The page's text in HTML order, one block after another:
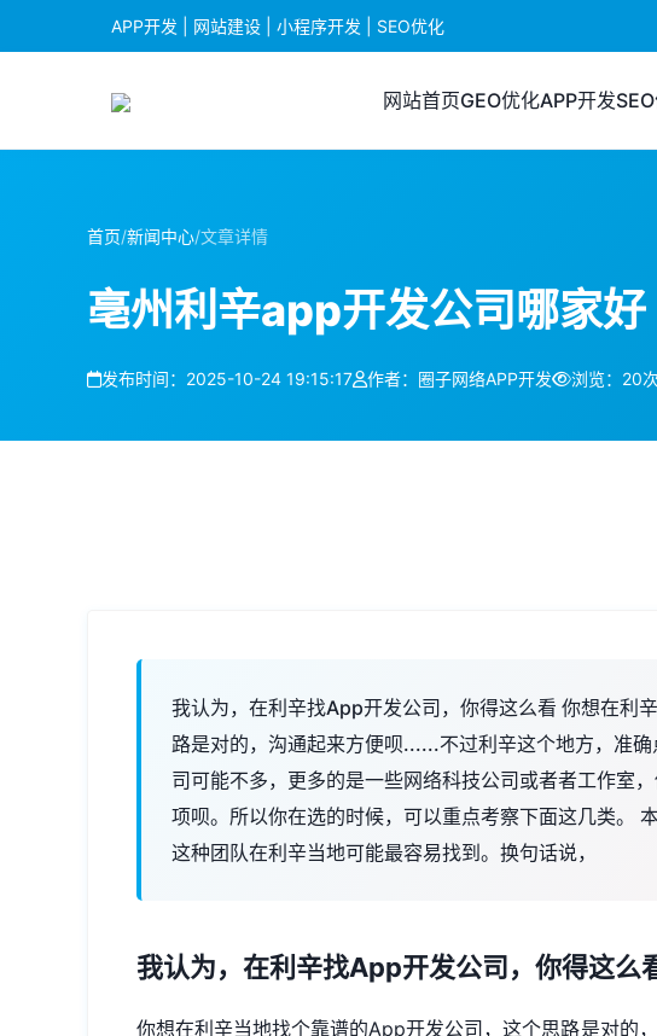
APP开发 | 网站建设 | 小程序开发 | SEO优化
网站首页GEO优化APP开发
首页/新闻中心/文章详情
亳州利辛app开发公司哪家好
发布时间：2025-10-24 19:15:17 作者：圈子网络APP开发 浏览：20次
我认为，在利辛找App开发公司，你得这么看 你想在利
路是对的，沟通起来方便呗......不过利辛这个地方，准
司可能不多，更多的是一些网络科技公司或者者工作室
项呗。所以你在选的时候，可以重点考察下面这几类。
这种团队在利辛当地可能最容易找到。换句话说，
我认为，在利辛找App开发公司，你得这么
你想在利辛当地找个靠谱的App开发公司，这个思路是对的